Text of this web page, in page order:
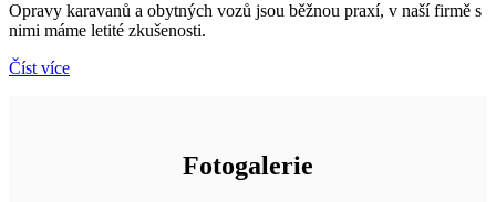
Opravy karavanů a obytných vozů jsou běžnou praxí, v naší firmě s
nimi máme letité zkušenosti.
Číst více
Fotogalerie